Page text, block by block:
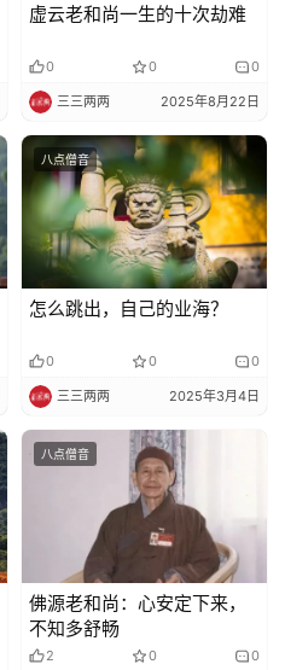
虚云老和尚一生的十次劫难
0 0 0
三三两两 2025年8月22日
八点僧音
怎么跳出，自己的业海？
0 0 0
三三两两 2025年3月4日
八点僧音
佛源老和尚：心安定下来，
不知多舒畅
2 0 0